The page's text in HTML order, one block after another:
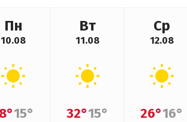
Пн
10.08
15°
Вт
11.08
32°15°
Ср
12.08
26°16°